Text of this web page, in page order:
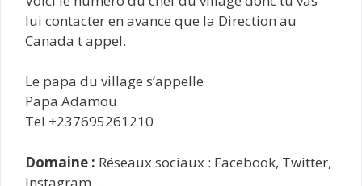
lui contacter en avance que la Direction au
Canada t appel.
Le papa du village s’appelle
Papa Adamou
Tel +237695261210
Domaine : Réseaux sociaux : Facebook, Twitter,
Instagram…